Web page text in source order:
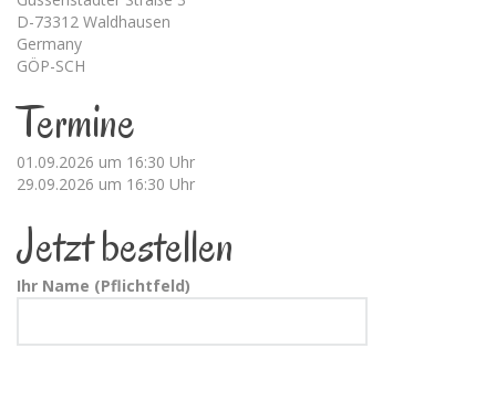
D-73312 Waldhausen
Germany
GÖP-SCH
Termine
01.09.2026 um 16:30 Uhr
29.09.2026 um 16:30 Uhr
Jetzt bestellen
Ihr Name (Pflichtfeld)